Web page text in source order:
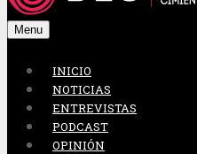
Menu
INICIO
NOTICIAS
ENTREVISTAS
PODCAST
OPINIÓN